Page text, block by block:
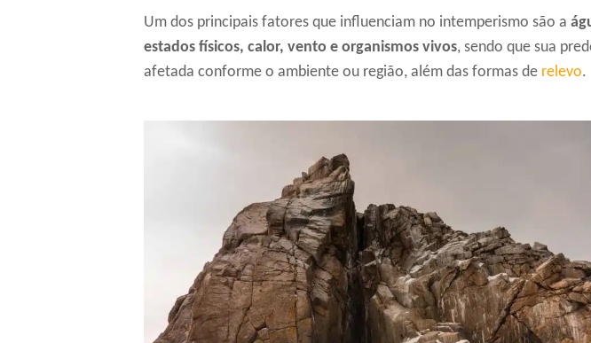
Um dos principais fatores que influenciam no intemperismo são a
estados físicos, calor, vento e organismos vivos, sendo que sua
afetada conforme o ambiente ou região, além das formas de relevo.